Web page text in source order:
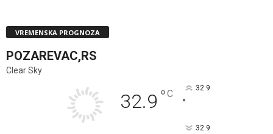
VREMENSKA PROGNOZA
POZAREVAC,RS
Clear Sky
32.9 °C 32.9
°
32.9